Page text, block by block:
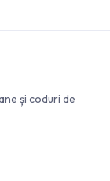
și coduri de